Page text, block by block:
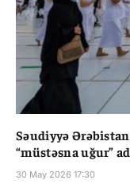
Səudiyyə
“müstəsna uğur”
30 May 2026 17:30